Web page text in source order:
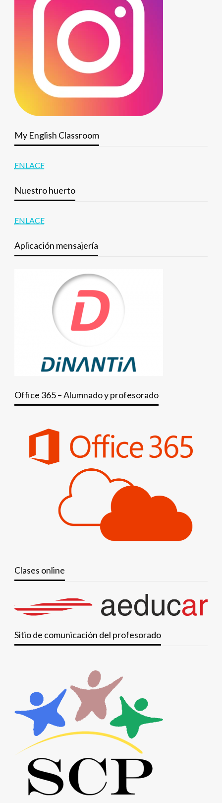
My English Classroom
ENLACE
Nuestro huerto
ENLACE
Aplicación mensajería
Office 365 – Alumnado y profesorado
Clases online
Sitio de comunicación del profesorado